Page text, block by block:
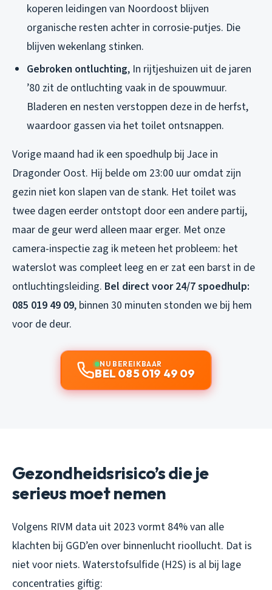
koperen leidingen van Noordoost blijven
organische resten achter in corrosie-putjes. Die
blijven wekenlang stinken.
Gebroken ontluchting, In rijtjeshuizen uit de jaren
’80 zit de ontluchting vaak in de spouwmuur.
Bladeren en nesten verstoppen deze in de herfst,
waardoor gassen via het toilet ontsnappen.
Vorige maand had ik een spoedhulp bij Jace in
Dragonder Oost. Hij belde om 23:00 uur omdat zijn
gezin niet kon slapen van de stank. Het toilet was
twee dagen eerder ontstopt door een andere partij,
maar de geur werd alleen maar erger. Met onze
camera-inspectie zag ik meteen het probleem: het
waterslot was compleet leeg en er zat een barst in de
ontluchtingsleiding. Bel direct voor 24/7 spoedhulp:
085 019 49 09, binnen 30 minuten stonden we bij hem
voor de deur.
NU BEREIKBAAR
BEL 085 019 49 09
Gezondheidsrisico’s die je
serieus moet nemen
Volgens RIVM data uit 2023 vormt 84% van alle
klachten bij GGD’en over binnenlucht rioollucht. Dat is
niet voor niets. Waterstofsulfide (H2S) is al bij lage
concentraties giftig: